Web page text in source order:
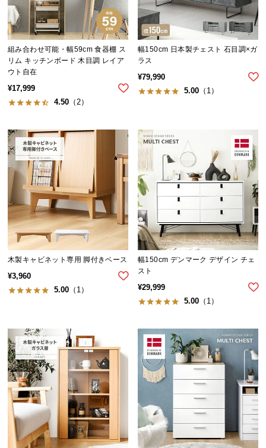
型
商
品
の
配
送
つ
い
て
中
品
の
配
つ
型
商
品
の
配
送
組み合わせ可能・幅59cm 食器棚 ス
リム キッチンボード 木目調 レイア
ウト自在
¥17,999
4.50 （2）
幅150cm 日本製チェスト 石目調×ガ
ラス
¥79,990
5.00 （1）
木製キャビネット専用 脚付きベース
¥3,960
5.00 （1）
幅150cm デンマーク デザイン チェ
スト
¥29,999
5.00 （1）